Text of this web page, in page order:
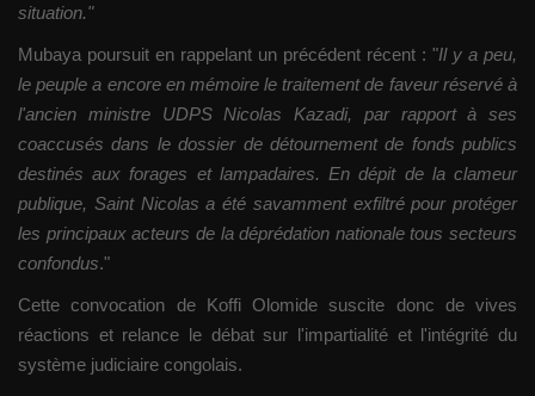
situation."
Mubaya poursuit en rappelant un précédent récent : "Il y a peu,
le peuple a encore en mémoire le traitement de faveur réservé à
l'ancien ministre UDPS Nicolas Kazadi, par rapport à ses
coaccusés dans le dossier de détournement de fonds publics
destinés aux forages et lampadaires. En dépit de la clameur
publique, Saint Nicolas a été savamment exfiltré pour protéger
les principaux acteurs de la déprédation nationale tous secteurs
confondus."
Cette convocation de Koffi Olomide suscite donc de vives
réactions et relance le débat sur l'impartialité et l'intégrité du
système judiciaire congolais.